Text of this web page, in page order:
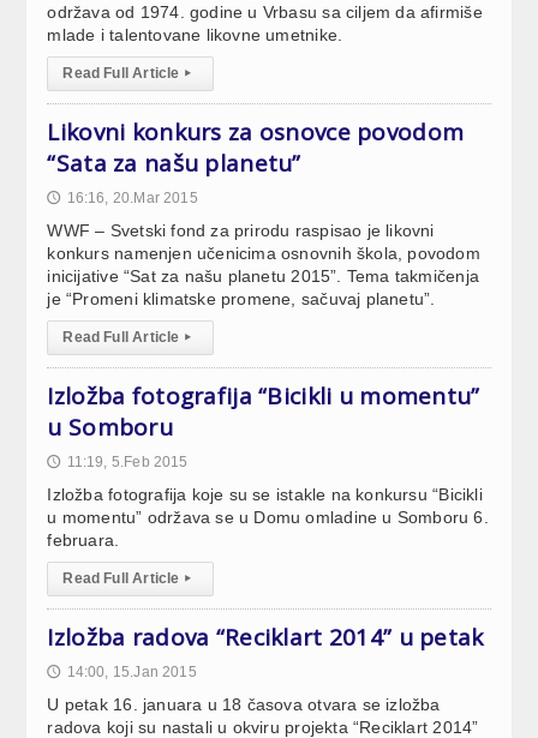
održava od 1974. godine u Vrbasu sa ciljem da afirmiše
mlade i talentovane likovne umetnike.
Read Full Article ▸
Likovni konkurs za osnovce povodom
“Sata za našu planetu”
🕔 16:16, 20.Mar 2015
WWF – Svetski fond za prirodu raspisao je likovni
konkurs namenjen učenicima osnovnih škola, povodom
inicijative “Sat za našu planetu 2015”. Tema takmičenja
je “Promeni klimatske promene, sačuvaj planetu”.
Read Full Article ▸
Izložba fotografija “Bicikli u momentu”
u Somboru
🕔 11:19, 5.Feb 2015
Izložba fotografija koje su se istakle na konkursu “Bicikli
u momentu” održava se u Domu omladine u Somboru 6.
februara.
Read Full Article ▸
Izložba radova “Reciklart 2014” u petak
🕔 14:00, 15.Jan 2015
U petak 16. januara u 18 časova otvara se izložba
radova koji su nastali u okviru projekta “Reciklart 2014”